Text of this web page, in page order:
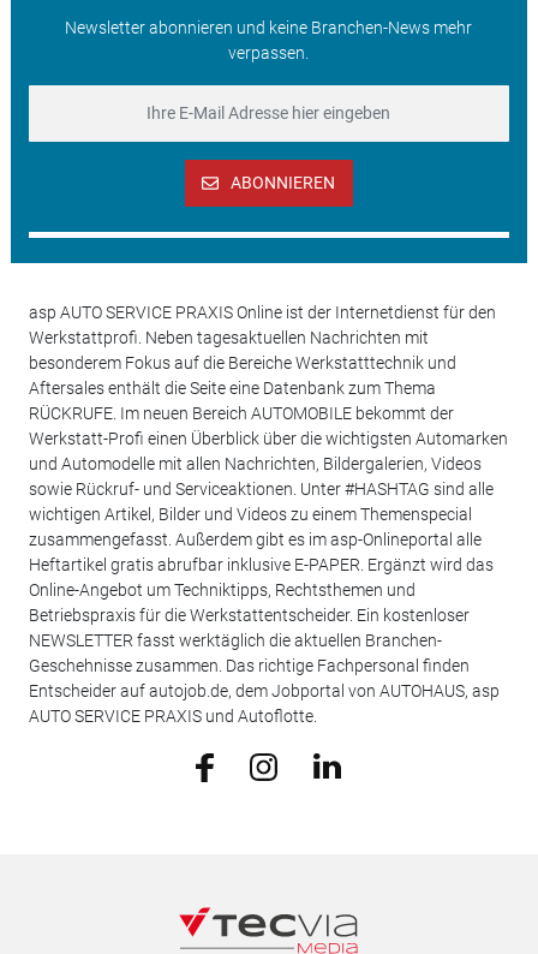
Newsletter abonnieren und keine Branchen-News mehr
verpassen.
ABONNIEREN
asp AUTO SERVICE PRAXIS Online ist der Internetdienst für den
Werkstattprofi. Neben tagesaktuellen Nachrichten mit
besonderem Fokus auf die Bereiche Werkstatttechnik und
Aftersales enthält die Seite eine Datenbank zum Thema
RÜCKRUFE. Im neuen Bereich AUTOMOBILE bekommt der
Werkstatt-Profi einen Überblick über die wichtigsten Automarken
und Automodelle mit allen Nachrichten, Bildergalerien, Videos
sowie Rückruf- und Serviceaktionen. Unter #HASHTAG sind alle
wichtigen Artikel, Bilder und Videos zu einem Themenspecial
zusammengefasst. Außerdem gibt es im asp-Onlineportal alle
Heftartikel gratis abrufbar inklusive E-PAPER. Ergänzt wird das
Online-Angebot um Techniktipps, Rechtsthemen und
Betriebspraxis für die Werkstattentscheider. Ein kostenloser
NEWSLETTER fasst werktäglich die aktuellen Branchen-
Geschehnisse zusammen. Das richtige Fachpersonal finden
Entscheider auf autojob.de, dem Jobportal von AUTOHAUS, asp
AUTO SERVICE PRAXIS und Autoflotte.